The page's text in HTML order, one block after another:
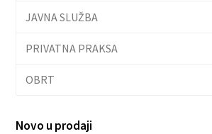
JAVNA SLUŽBA
PRIVATNA PRAKSA
OBRT
Novo u prodaji